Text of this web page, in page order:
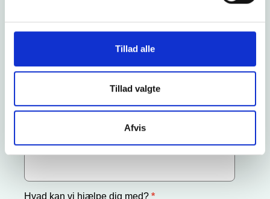
Tillad alle
Tillad valgte
Afvis